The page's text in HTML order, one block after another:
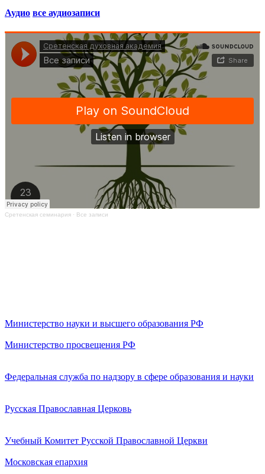
Аудио все аудиозаписи
Сретенская семинария · Все записи
Министерство науки и высшего образования РФ
Министерство просвещения РФ
Федеральная служба по надзору в сфере образования и науки
Русская Православная Церковь
Учебный Комитет Русской Православной Церкви
Московская епархия